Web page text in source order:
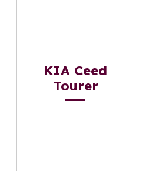
KIA Ceed
Tourer